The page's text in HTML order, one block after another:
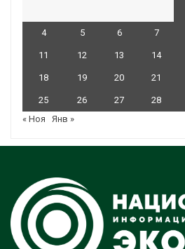
4 5 6 7
11 12 13 14
18 19 20 21
25 26 27 28
« Ноя
Янв »